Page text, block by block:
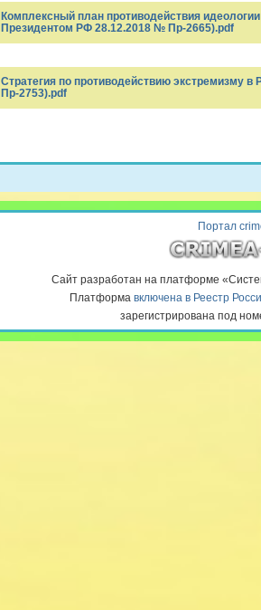
Комплексный план противодействия
Президентом РФ 28.12.2018 № Пр-2665).pdf
Стратегия по противодействию экстремизму
Пр-2753).pdf
Портал
Сайт разработан на платформе
Платформа включена в Реестр
зарегистрирована под